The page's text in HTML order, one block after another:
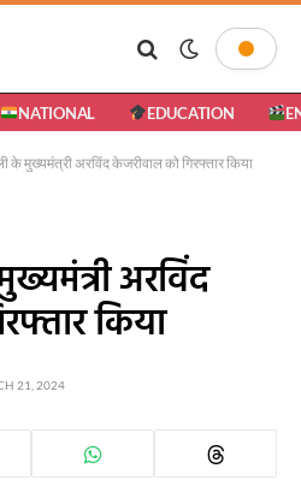
NATIONAL EDUCATION
के मुख्यमंत्री अरविंद केजरीवाल को गिरफ्तार किया
अरविंद
किया
21, 2024